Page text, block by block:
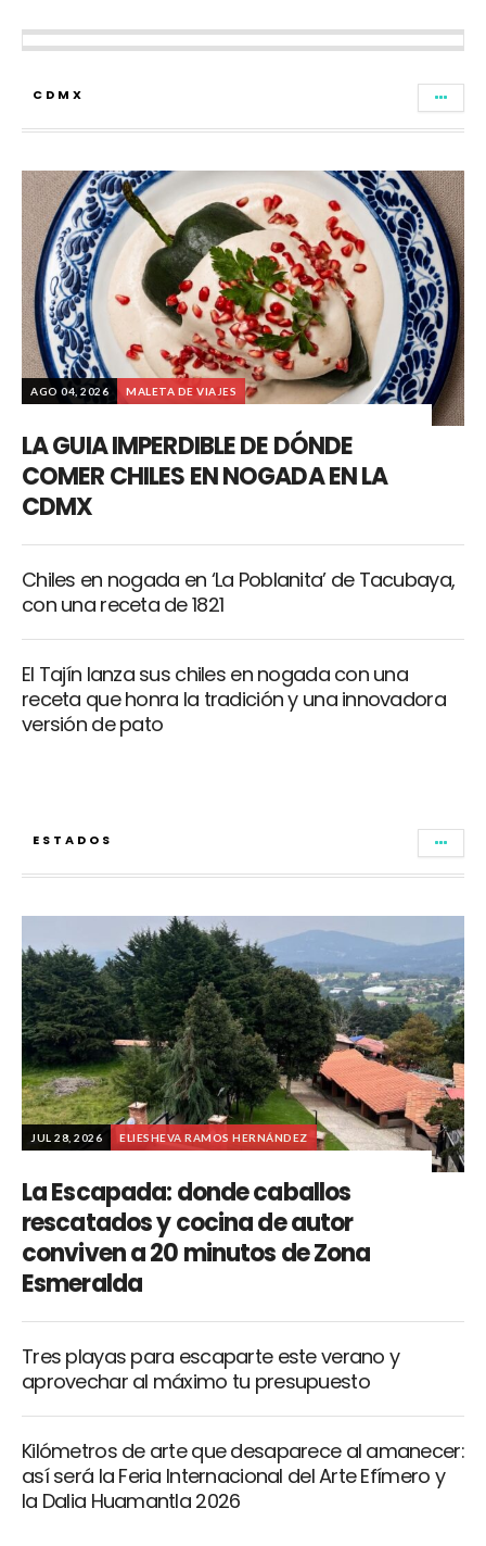
CDMX
AGO 04, 2026 MALETA DE VIAJES
LA GUIA IMPERDIBLE DE DÓNDE
COMER CHILES EN NOGADA EN LA
CDMX
Chiles en nogada en ‘La Poblanita’ de Tacubaya,
con una receta de 1821
El Tajín lanza sus chiles en nogada con una
receta que honra la tradición y una innovadora
versión de pato
ESTADOS
JUL 28, 2026 ELIESHEVA RAMOS HERNÁNDEZ
La Escapada: donde caballos
rescatados y cocina de autor
conviven a 20 minutos de Zona
Esmeralda
Tres playas para escaparte este verano y
aprovechar al máximo tu presupuesto
Kilómetros de arte que desaparece al amanecer:
así será la Feria Internacional del Arte Efímero y
la Dalia Huamantla 2026